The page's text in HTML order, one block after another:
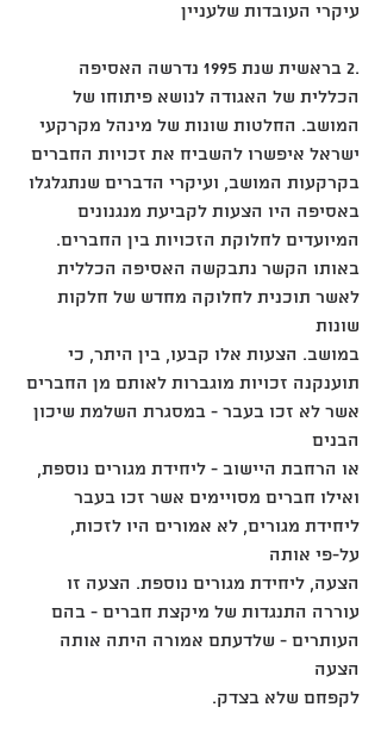
עיקרי העובדות שלעניין
.2 בראשית שנת 1995 נדרשה האסיפה
הכללית של האגודה לנושא פיתוחו של
המושב. החלטות שונות של מינהל מקרקעי
ישראל איפשרו להשביח את זכויות החברים
בקרקעות המושב, ועיקרי הדברים שנתגלגלו
באסיפה היו הצעות לקביעת מנגנונים
המיועדים לחלוקת הזכויות בין החברים.
באותו הקשר נתבקשה האסיפה הכללית
לאשר תוכנית לחלוקה מחדש של חלקות
שונות
במושב. הצעות אלו קבעו, בין היתר, כי
תוענקנה זכויות מוגברות לאותם מן החברים
אשר לא זכו בעבר - במסגרת השלמת שיכון
הבנים
או הרחבת היישוב - ליחידת מגורים נוספת,
ואילו חברים מסויימים אשר זכו בעבר
ליחידת מגורים, לא אמורים היו לזכות,
על-פי אותה
הצעה, ליחידת מגורים נוספת. הצעה זו
עוררה התנגדות של מיקצת חברים - בהם
העותרים - שלדעתם אמורה היתה אותה
הצעה
לקפחם שלא בצדק.